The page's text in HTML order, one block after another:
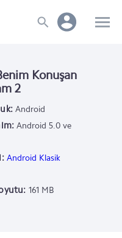
Konuşan
2
Android
Android 5.0 ve
Android Klasik
161 MB